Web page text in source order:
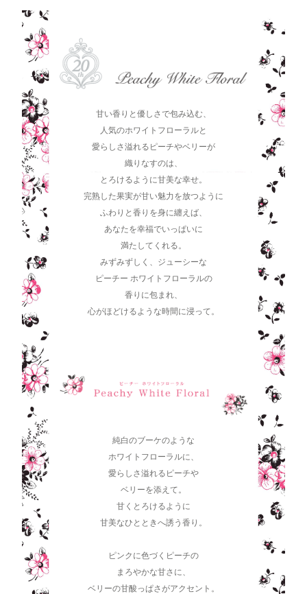
甘い香りと優しさで包み込む、
人気のホワイトフローラルと
愛らしさ溢れるピーチやベリーが
織りなすのは、
とろけるように甘美な幸せ。
完熟した果実が甘い魅力を放つように
ふわりと香りを身に纏えば、
あなたを幸福でいっぱいに
満たしてくれる。
みずみずしく、ジューシーな
ピーチー ホワイトフローラルの
香りに包まれ、
心がほどけるような時間に浸って。
純白のブーケのような
ホワイトフローラルに、
愛らしさ溢れるピーチや
ベリーを添えて。
甘くとろけるように
甘美なひとときへ誘う香り。
ピンクに色づくピーチの
まろやかな甘さに、
ベリーの甘酸っぱさがアクセント。